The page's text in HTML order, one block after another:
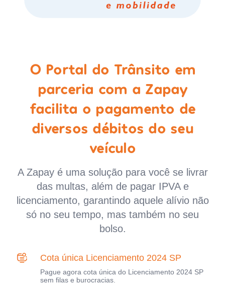
O Portal do Trânsito em
parceria com a Zapay
facilita o pagamento de
diversos débitos do seu
veículo
A Zapay é uma solução para você se livrar
das multas, além de pagar IPVA e
licenciamento, garantindo aquele alívio não
só no seu tempo, mas também no seu
bolso.
Cota única Licenciamento 2024 SP
Pague agora cota única do Licenciamento 2024 SP
sem filas e burocracias.